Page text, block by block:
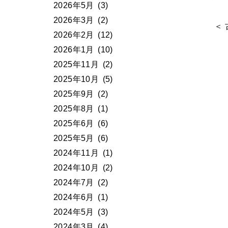
2026年5月
(3)
2026年3月
(2)
2026年2月
(12)
2026年1月
(10)
2025年11月
(2)
2025年10月
(5)
2025年9月
(2)
2025年8月
(1)
2025年6月
(6)
2025年5月
(6)
2024年11月
(1)
2024年10月
(2)
2024年7月
(2)
2024年6月
(1)
2024年5月
(3)
＜